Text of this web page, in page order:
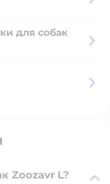
для собак
Zoozavr L?